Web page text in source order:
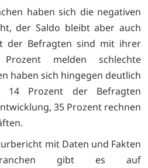
haben sich die negativen
der Saldo bleibt aber auch
der Befragten sind mit ihrer
melden schlechte
haben sich hingegen deutlich
14 Prozent der Befragten
35 Prozent rechnen
mit Daten und Fakten
gibt es auf